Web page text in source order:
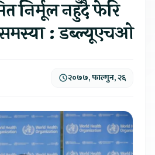
निर्मूल नहुँदै फेरि
समस्या : डब्ल्यूएचओ
२०७७, फाल्गुन, २६